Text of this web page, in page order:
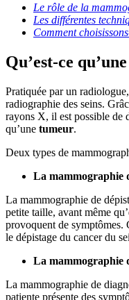
Le rôle de la
Les différentes
Comment
Qu’est-ce
Pratiquée par un
radiographie des seins.
rayons X, il est possible de
qu’une tumeur.
Deux types de
La mammographie
La mammographie de
petite taille, avant même
provoquent de symptômes.
le dépistage du cancer du
La mammographie
La mammographie de
patiente présente des